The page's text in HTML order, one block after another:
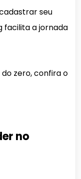
seu
facilita a jornada
zero, confira o
no